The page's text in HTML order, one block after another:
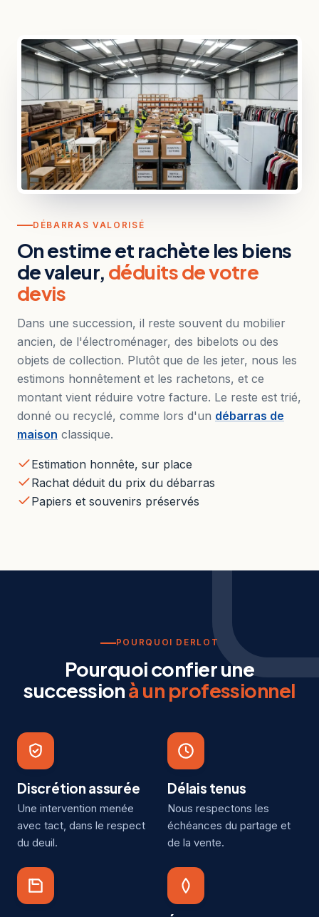
DÉBARRAS VALORISÉ
On estime et rachète les biens
de valeur, déduits de votre
devis
Dans une succession, il reste souvent du mobilier
ancien, de l'électroménager, des bibelots ou des
objets de collection. Plutôt que de les jeter, nous les
estimons honnêtement et les rachetons, et ce
montant vient réduire votre facture. Le reste est trié,
donné ou recyclé, comme lors d'un débarras de
maison classique.
Estimation honnête, sur place
Rachat déduit du prix du débarras
Papiers et souvenirs préservés
POURQUOI DERLOT
Pourquoi confier une
successionà un professionnel
Discrétion assurée
Une intervention menée
avec tact, dans le respect
du deuil.
Délais tenus
Nous respectons les
échéances du partage et
de la vente.